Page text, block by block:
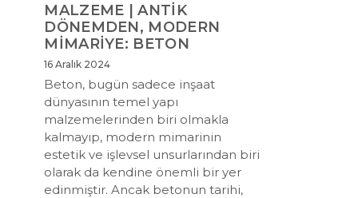
MALZEME | ANTİK
DÖNEMDEN, MODERN
MİMARİYE: BETON
16 Aralık 2024
Beton, bugün sadece inşaat
dünyasının temel yapı
malzemelerinden biri olmakla
kalmayıp, modern mimarinin
estetik ve işlevsel unsurlarından biri
olarak da kendine önemli bir yer
edinmiştir. Ancak betonun tarihi,